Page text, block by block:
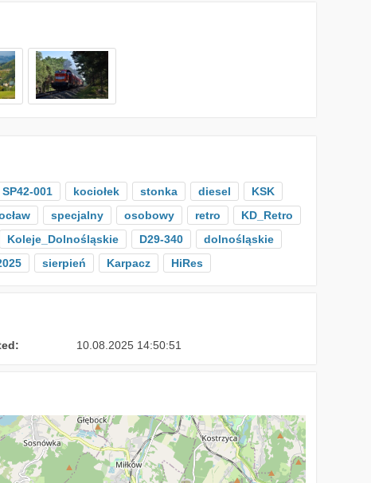
SP42-001 kociołek stonka diesel
KSK
specjalny osobowy retro
KD_Retro
Koleje_Dolnośląskie D29-340
dolnośląskie
sierpień Karpacz HiRes
10.08.2025 14:50:51